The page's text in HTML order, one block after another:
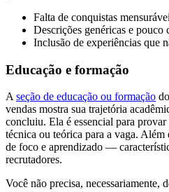
Falta de conquistas
Descrições genéricas e pouco
Inclusão de experiências que
Educação e formação
A seção de educação ou formação
vendas mostra sua trajetória
concluiu. Ela é essencial para
técnica ou teórica para a vaga. Além
de foco e aprendizado —
recrutadores.
Você não precisa, necessariamente,